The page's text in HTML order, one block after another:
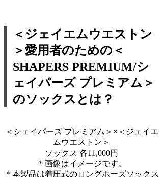
＜ジェイエムウエストン
＞愛用者のための＜
SHAPERS PREMIUM/シ
ェイパーズ プレミアム＞
のソックスとは？
＜シェイパーズ プレミアム＞×＜ジェイエ
ムウエストン＞
ソックス 各11,000円
＊画像はイメージです。
＊本製品は着圧式のロングホーズソックス